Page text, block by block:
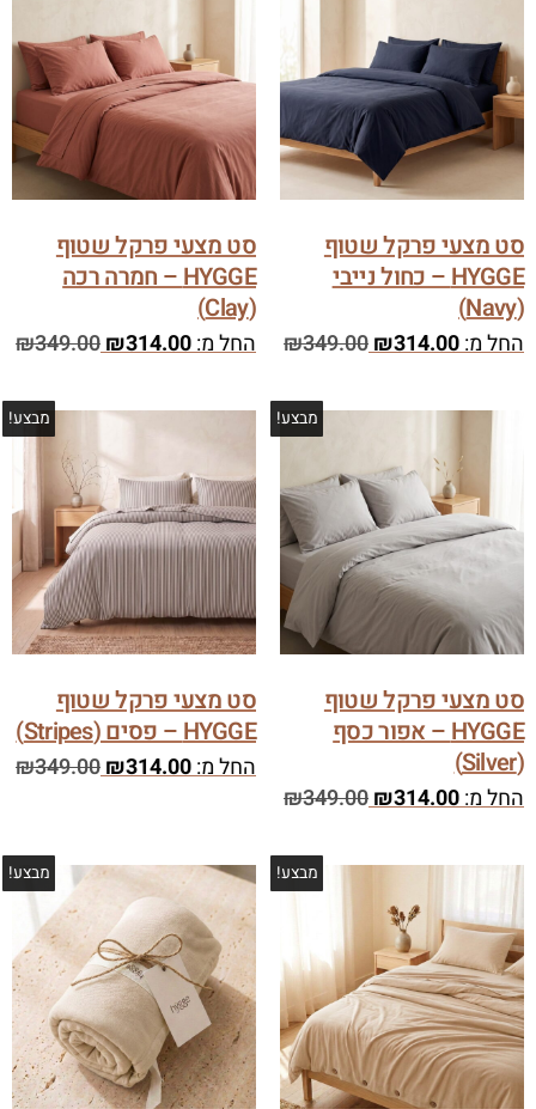
סט מצעי פרקל שטוף
HYGGE – כחול נייבי
(Navy)
החל מ: ₪314.00
₪349.00
סט מצעי פרקל שטוף
HYGGE – חמרה רכה
(Clay)
החל מ: ₪314.00
₪349.00
מבצע!
סט מצעי פרקל שטוף
HYGGE – אפור כסף
(Silver)
החל מ: ₪314.00
₪349.00
מבצע!
סט מצעי פרקל שטוף
HYGGE – פסים (Stripes)
החל מ: ₪314.00
₪349.00
מבצע! מבצע!